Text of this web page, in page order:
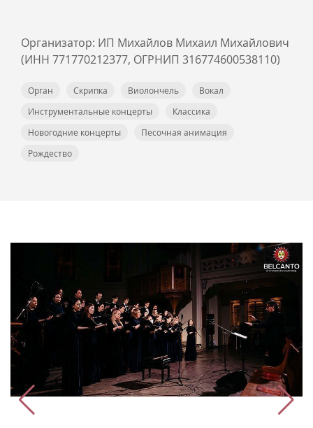
Организатор: ИП Михайлов Михаил Михайлович
(ИНН 771770212377, ОГРНИП 316774600538110)
Орган Скрипка Виолончель
Вокал
Инструментальные концерты
Классика
Новогодние концерты
Песочная анимация
Рождество